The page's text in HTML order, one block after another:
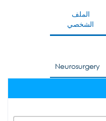
الملف
الشخصي
Neurosurgery